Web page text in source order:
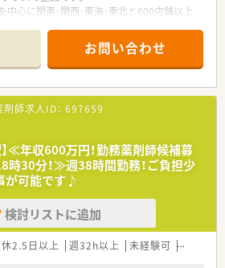
中心に関東･関西･東海･東北と600店舗以上
新規出店を続けており成長している企業で
を通して社会貢献する」という経営理念の下
を高め地域密着型のドラッグストア、かかり
を目指している企業です。
ッピング’をコンセプトに「フード・ヘルス・
フ・調剤」を1店舗に集約した店舗作りを特長
展開しています。
お問い合わせ
剤師求人ID： 697659
≪年収600万円！勤務薬剤師候補募
時30分！≫週38時間勤務！ご負担少
が可能です♪
検討リストに追加
2.5日以上 週32h以上 未経験可 Ｗワーク